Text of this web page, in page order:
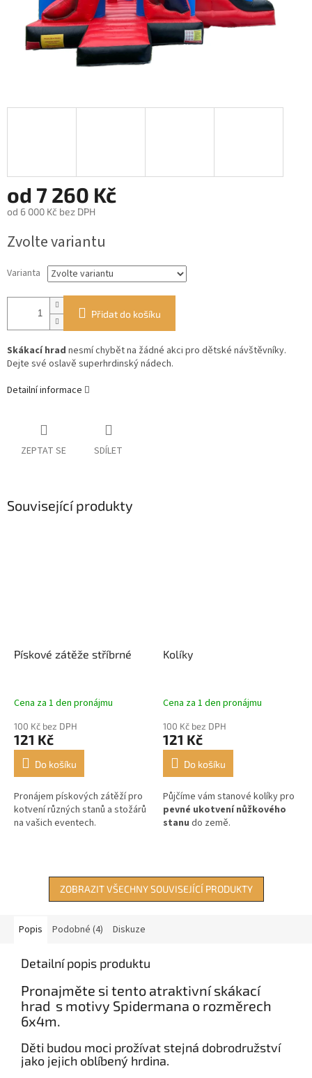
od 7 260 Kč
od 6 000 Kč bez DPH
cena:
Zvolte variantu
Varianta
Přidat do košíku
Skákací hrad nesmí chybět na žádné akci pro dětské návštěvníky.
Dejte své oslavě superhrdinský nádech.
Detailní informace
ZEPTAT SE SDÍLET
Související produkty
Pískové zátěže stříbrné
Cena za 1 den pronájmu
100 Kč bez DPH
121 Kč
Do košíku
Pronájem pískových zátěží pro
kotvení různých stanů a stožárů
na vašich eventech.
Kolíky
Cena za 1 den pronájmu
100 Kč bez DPH
121 Kč
Do košíku
Půjčíme vám stanové kolíky pro
pevné ukotvení nůžkového
stanu do země.
ZOBRAZIT VŠECHNY SOUVISEJÍCÍ PRODUKTY
Popis Podobné (4) Diskuze
Detailní popis produktu
Pronajměte si tento atraktivní skákací
hrad s motivy Spidermana o rozměrech
6x4m.
Děti budou moci prožívat stejná dobrodružství
jako jejich oblíbený hrdina.